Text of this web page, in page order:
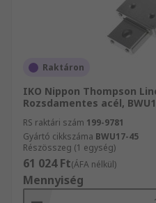
Raktáron
IKO Nippon Thompson
Rozsdamentes acél,
RS raktári szám 199-9781
Gyártó cikkszáma BWU17-45
Részösszeg (1 egység)
61 024 Ft(ÁFA nélkül)
Mennyiség